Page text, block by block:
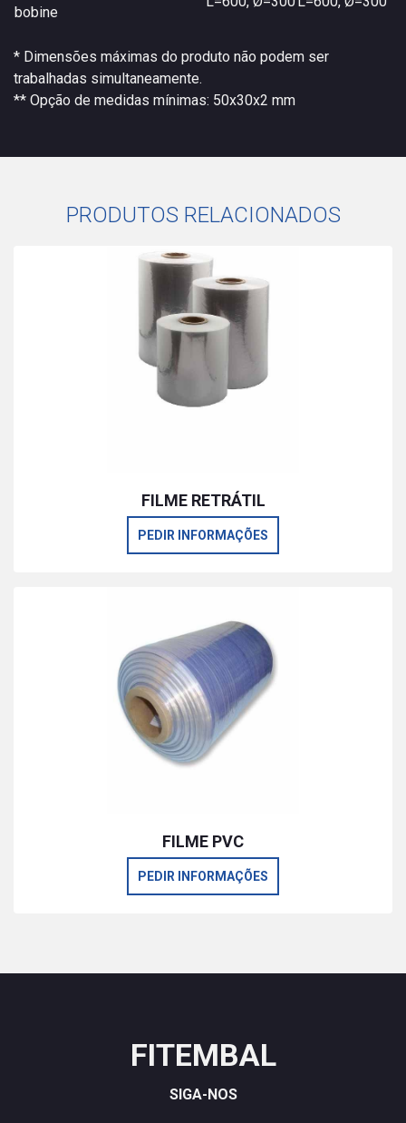
bobine
* Dimensões máximas do produto não podem ser
trabalhadas simultaneamente.
** Opção de medidas mínimas: 50x30x2 mm
PRODUTOS RELACIONADOS
FILME RETRÁTIL
PEDIR INFORMAÇÕES
FILME PVC
PEDIR INFORMAÇÕES
FITEMBAL
SIGA-NOS